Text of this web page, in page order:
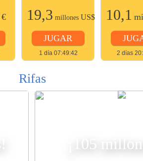
€ 19,3 millones US$
JUGAR
1 día 07:49:42
10,1
2 días
Rifas
¡105